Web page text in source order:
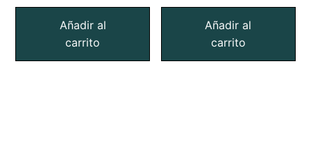
Añadir al
carrito
Añadir al
carrito